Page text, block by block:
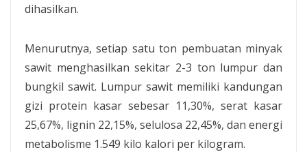
dihasilkan.
Menurutnya, setiap satu ton pembuatan minyak
sawit menghasilkan sekitar 2-3 ton lumpur dan
bungkil sawit. Lumpur sawit memiliki kandungan
gizi protein kasar sebesar 11,30%, serat kasar
25,67%, lignin 22,15%, selulosa 22,45%, dan energi
metabolisme 1.549 kilo kalori per kilogram.